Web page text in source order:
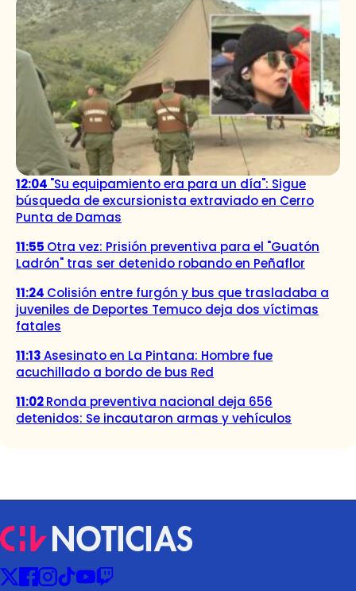
12:04 "Su equipamiento era para un día": Sigue
búsqueda de excursionista extraviado en Cerro
Punta de Damas
11:55 Otra vez: Prisión preventiva para el "Guatón
Ladrón" tras ser detenido robando en Peñaflor
11:24 Colisión entre furgón y bus que trasladaba a
juveniles de Deportes Temuco deja dos víctimas
fatales
11:13Asesinato en La Pintana: Hombre fue
acuchillado a bordo de bus Red
11:02Ronda preventiva nacional deja 656
detenidos: Se incautaron armas y vehículos